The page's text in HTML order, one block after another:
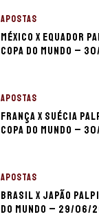
APOSTAS
México x Equador
Copa do Mundo –
APOSTAS
França x Suécia
Copa do Mundo –
APOSTAS
Brasil x Japão
do Mundo – 29/06/